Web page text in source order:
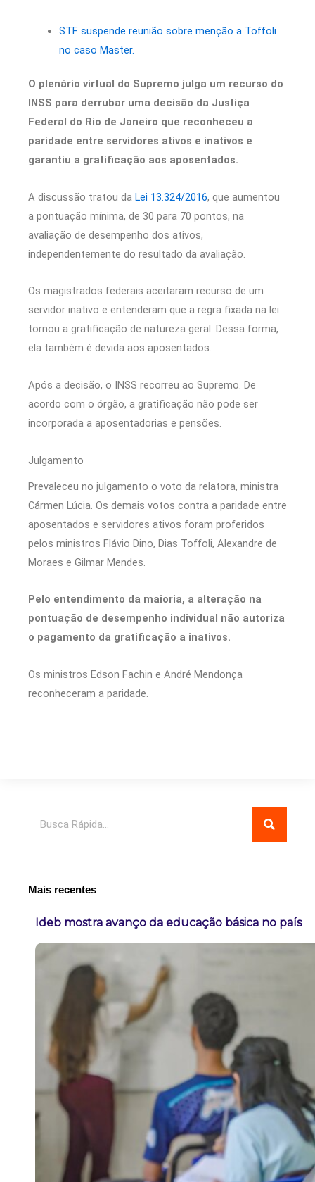
STF suspende reunião sobre menção a Toffoli
no caso Master.
O plenário virtual do Supremo julga um recurso do
INSS para derrubar uma decisão da Justiça
Federal do Rio de Janeiro que reconheceu a
paridade entre servidores ativos e inativos e
garantiu a gratificação aos aposentados.
A discussão tratou da Lei 13.324/2016, que aumentou
a pontuação mínima, de 30 para 70 pontos, na
avaliação de desempenho dos ativos,
independentemente do resultado da avaliação.
Os magistrados federais aceitaram recurso de um
servidor inativo e entenderam que a regra fixada na lei
tornou a gratificação de natureza geral. Dessa forma,
ela também é devida aos aposentados.
Após a decisão, o INSS recorreu ao Supremo. De
acordo com o órgão, a gratificação não pode ser
incorporada a aposentadorias e pensões.
Julgamento
Prevaleceu no julgamento o voto da relatora, ministra
Cármen Lúcia. Os demais votos contra a paridade entre
aposentados e servidores ativos foram proferidos
pelos ministros Flávio Dino, Dias Toffoli, Alexandre de
Moraes e Gilmar Mendes.
Pelo entendimento da maioria, a alteração na
pontuação de desempenho individual não autoriza
o pagamento da gratificação a inativos.
Os ministros Edson Fachin e André Mendonça
reconheceram a paridade.
Mais recentes
Ideb mostra avanço da educação básica no país